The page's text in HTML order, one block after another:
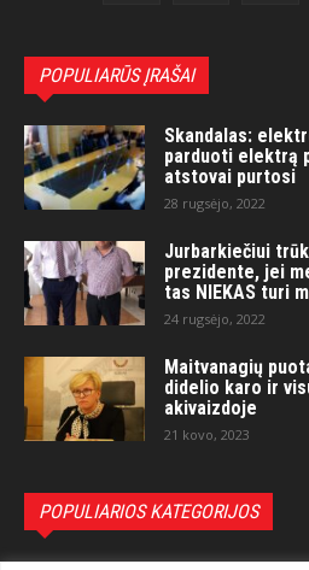
POPULIARŪS ĮRAŠAI
Skandalas:
parduoti elektrą
atstovai purtosi
28 rugsėjo, 2022
Jurbarkiečiui
prezidente, jei
tas NIEKAS turi
24 rugsėjo, 2022
Maitvanagių
didelio karo ir
akivaizdoje
21 kovo, 2023
POPULIARIOS KATEGORIJOS